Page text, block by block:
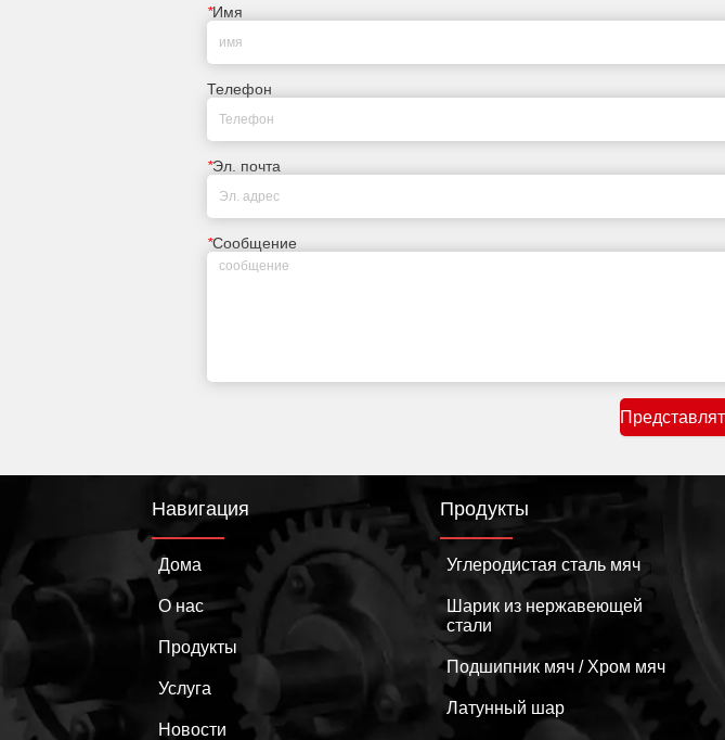
*Имя
Телефон
*Эл. почта
*Сообщение
Навигация
Дома
О нас
Продукты
Услуга
Новости
Продукты
Углеродистая сталь мяч
Шарик из нержавеющей
стали
Подшипник мяч / Хром мяч
Латунный шар